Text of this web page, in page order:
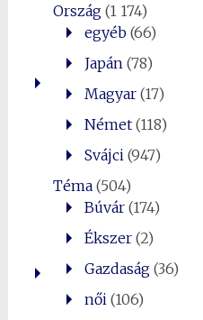
Ország(1 174)
egyéb(66)
Japán (78)
Magyar(17)
Német(118)
Svájci (947)
Téma(504)
Búvár(174)
Ékszer(2)
Gazdaság(36)
női (106)